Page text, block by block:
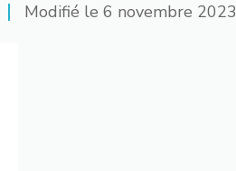
Modifié le 6 novembre 2023